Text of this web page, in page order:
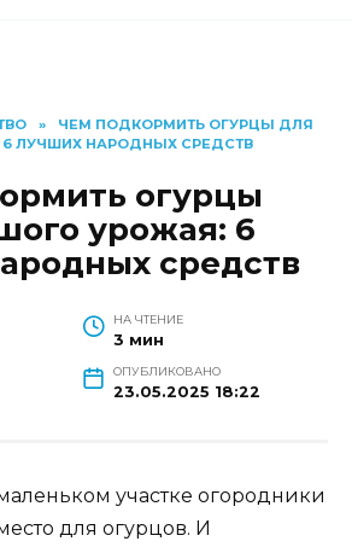
»
ЧЕМ ПОДКОРМИТЬ ОГУРЦЫ ДЛЯ
ЛУЧШИХ НАРОДНЫХ СРЕДСТВ
огурцы
урожая: 6
средств
НА ЧТЕНИЕ
3 мин
ОПУБЛИКОВАНО
23.05.2025 18:22
участке огородники
для огурцов. И